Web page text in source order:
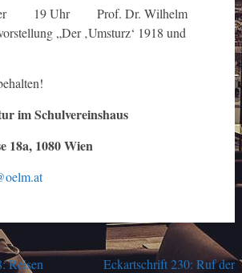
19 Uhr Prof. Dr. Wilhelm
„Der ‚Umsturz‘ 1918 und
im Schulvereinshaus
18a, 1080 Wien
Reisen Eckartschrift 230: Ruf der